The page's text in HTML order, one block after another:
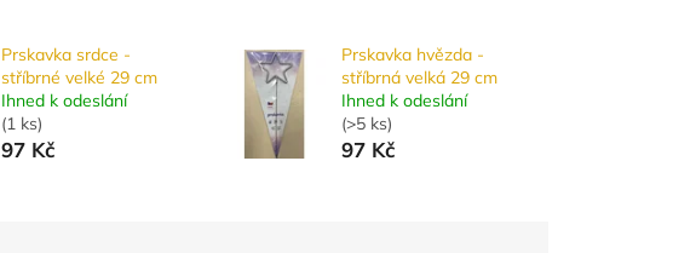
Prskavka srdce -
stříbrné velké 29 cm
Ihned k odeslání
(1 ks)
97 Kč
Prskavka hvězda -
stříbrná velká 29 cm
Ihned k odeslání
(>5 ks)
97 Kč